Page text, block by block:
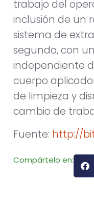
trabajo del
inclusión de un
sistema de
segundo, con
independiente
cuerpo
de limpieza y
cambio de
Fuente: http://
Compártelo en: